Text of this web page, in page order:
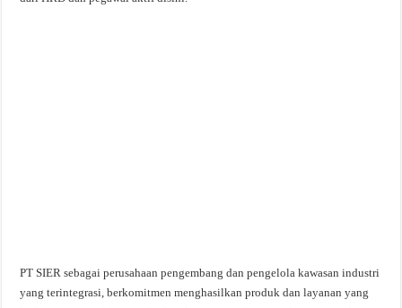
PT SIER sebagai perusahaan pengembang dan pengelola kawasan industri
yang terintegrasi, berkomitmen menghasilkan produk dan layanan yang